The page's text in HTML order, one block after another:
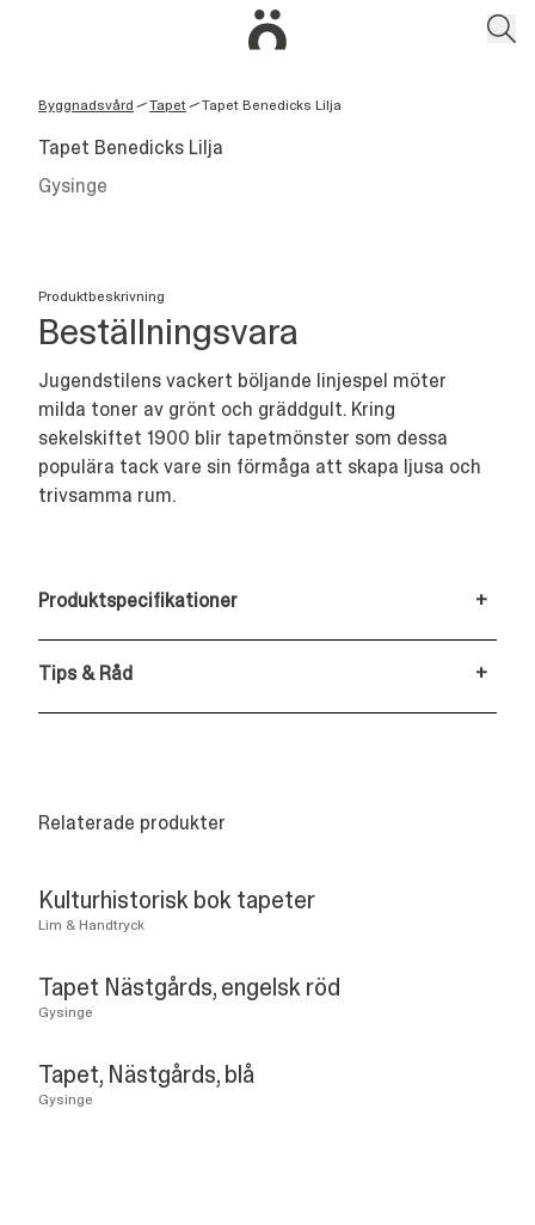
Byggnadsvård /Tapet/Tapet Benedicks Lilja
Tapet Benedicks Lilja
Gysinge
Produktbeskrivning
Beställningsvara
Jugendstilens vackert böljande linjespel möter
milda toner av grönt och gräddgult. Kring
sekelskiftet 1900 blir tapetmönster som dessa
populära tack vare sin förmåga att skapa ljusa och
trivsamma rum.
Produktspecifikationer +
Tips & Råd +
Relaterade produkter
Kulturhistorisk bok tapeter
Lim & Handtryck
Tapet Nästgårds, engelsk röd
Gysinge
Tapet, Nästgårds, blå
Gysinge